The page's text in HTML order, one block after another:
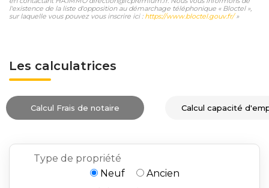
l'existence de la liste d'opposition au démarchage téléphonique « Bloctel »,
sur laquelle vous pouvez vous inscrire ici : https://www.bloctel.gouv.fr/»
Les calculatrices
Calcul Frais de notaire Calcul capacité